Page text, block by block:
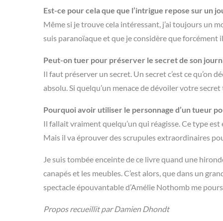
Est-ce pour cela que que l’intrigue repose sur un
Même si je trouve cela intéressant, j’ai toujours un
suis paranoïaque et que je considère que forcément
Peut-on tuer pour préserver le secret de son
Il faut préserver un secret. Un secret c’est ce qu’on
absolu. Si quelqu’un menace de dévoiler votre
Pourquoi avoir utiliser le personnage d’un tueur
Il fallait vraiment quelqu’un qui réagisse. Ce type est
Mais il va éprouver des scrupules extraordinaires
Je suis tombée enceinte de ce livre quand une
canapés et les meubles. C’est alors, que dans un
spectacle épouvantable d’Amélie Nothomb me
Propos recueillit par Damien Dhondt